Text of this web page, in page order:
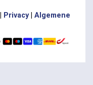
Privacy| Algemene